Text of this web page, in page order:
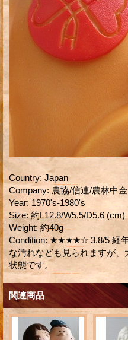
Country: Japan
Company: 農協/信連/農林中金
Year: 1970's-1980's
Size: 約L12.8/W5.5/D5.6 (cm)
Weight: 約40g
Condition: ★★★★☆ 3.8/5 経年
な汚れなども見られますが
状態です。
関連商品